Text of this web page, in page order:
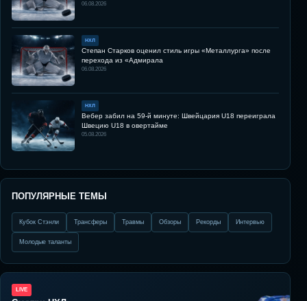
06.08.2026
НХЛ
Степан Старков оценил стиль игры «Металлурга» после
перехода из «Адмирала
06.08.2026
НХЛ
Вебер забил на 59-й минуте: Швейцария U18 переиграла
Швецию U18 в овертайме
05.08.2026
ПОПУЛЯРНЫЕ ТЕМЫ
Кубок Стэнли Трансферы Травмы Обзоры Рекорды Интервью
Молодые таланты
LIVE